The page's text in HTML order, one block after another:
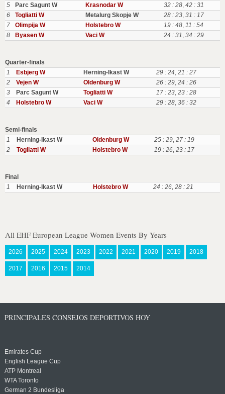
5
Parc Sagunt W Krasnodar W 32 : 28, 42 : 31
6
Togliatti W Metalurg Skopje W 28 : 23, 31 : 17
7
Olimpija W Holstebro W 19 : 48, 11 : 54
8
Byasen W Vaci W 24 : 31, 34 : 29
Quarter-finals
1
Esbjerg W Herning-Ikast W 29 : 24, 21 : 27
2
Vejen W Oldenburg W 26 : 29, 24 : 26
3
Parc Sagunt W Togliatti W 17 : 23, 23 : 28
4
Holstebro W Vaci W 29 : 28, 36 : 32
Semi-finals
1
Herning-Ikast W Oldenburg W 25 : 29, 27 : 19
2
Togliatti W Holstebro W 19 : 26, 23 : 17
Final
1
Herning-Ikast W Holstebro W 24 : 26, 28 : 21
All EHF European League Women Events By Years
2026 2025 2024 2023 2022 2021 2020 2019 2018
2017 2016 2015 2014
PRINCIPALES CONSEJOS DEPORTIVOS HOY
Emirates Cup
English League Cup
ATP Montreal
WTA Toronto
German 2 Bundesliga